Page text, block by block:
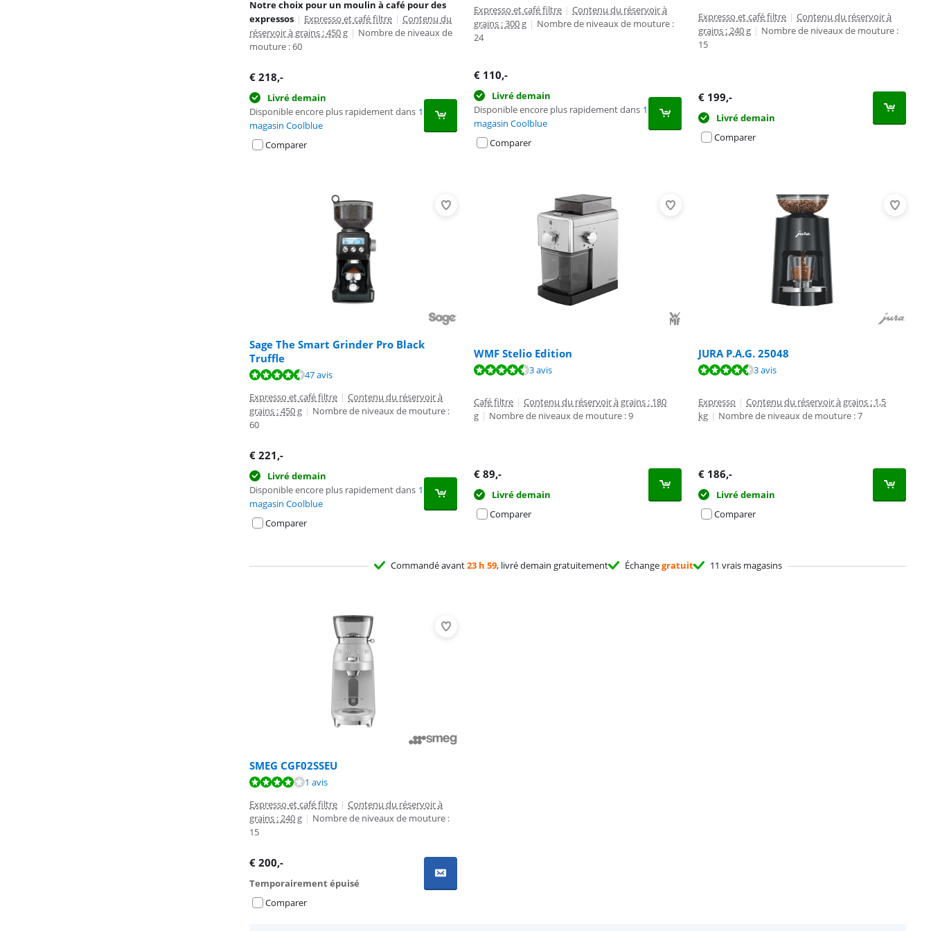
Notre choix pour un moulin à café pour des
expressos | Expresso et café filtre | Contenu du
réservoir à grains : 450 g | Nombre de niveaux de
mouture : 60
€ 218,-
Livré demain
Disponible encore plus rapidement dans 1
magasin Coolblue
Comparer
Expresso et café filtre | Contenu du réservoir à
grains : 300 g | Nombre de niveaux de mouture :
24
€ 110,-
Livré demain
Disponible encore plus rapidement dans 1
magasin Coolblue
Comparer
Expresso et café filtre | Contenu du réservoir à
grains : 240 g | Nombre de niveaux de mouture :
15
€ 199,-
Livré demain
Comparer
Sage The Smart Grinder Pro Black
Truffle
La note est de 9,0 sur 10, basée sur 47 avis.
47 avis
Expresso et café filtre | Contenu du réservoir à
grains : 450 g | Nombre de niveaux de mouture :
60
€ 221,-
Livré demain
Disponible encore plus rapidement dans 1
magasin Coolblue
Comparer
WMF Stelio Edition
La note est de 8,5 sur 10, basée sur 3 avis. 3 avis
Café filtre | Contenu du réservoir à grains : 180
g | Nombre de niveaux de mouture : 9
€ 89,-
Livré demain
Comparer
JURA P.A.G. 25048
La note est de 8,7 sur 10, basée sur 3 avis. 3 avis
Expresso | Contenu du réservoir à grains : 1,5
kg | Nombre de niveaux de mouture : 7
€ 186,-
Livré demain
Comparer
Commandé avant23 h 59, livré demain gratuitement Échangegratuit 11 vrais magasins
SMEG CGF02SSEU
La note est de 8,0 sur 10, basée sur 1 avis.
1 avis
Expresso et café filtre | Contenu du réservoir à
grains : 240 g | Nombre de niveaux de mouture :
15
€ 200,-
Temporairement épuisé
Comparer